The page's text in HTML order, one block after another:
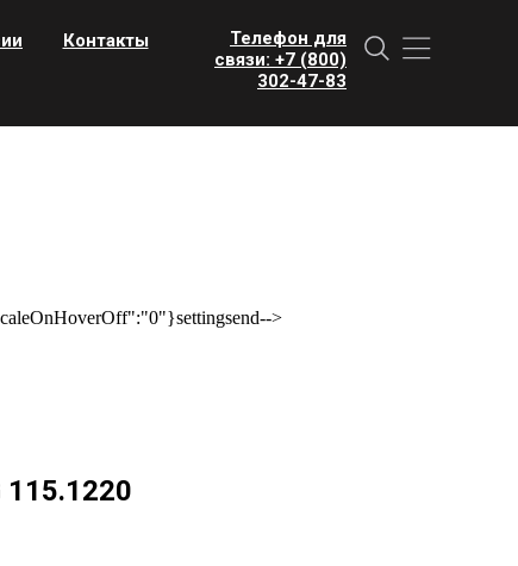
Телефон для
связи: +7 (800)
302-47-83
Контакты
>
115.1220